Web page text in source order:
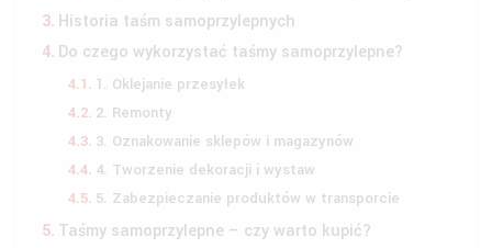
Historia taśm samoprzylepnych
Do czego wykorzystać taśmy samoprzylepne?
1. Oklejanie przesyłek
2. Remonty
3. Oznakowanie sklepów i magazynów
4. Tworzenie dekoracji i wystaw
5. Zabezpieczanie produktów w transporcie
Taśmy samoprzylepne – czy warto kupić?